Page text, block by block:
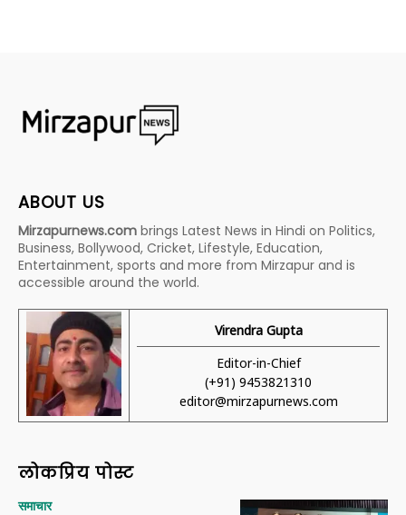
ABOUT US
Mirzapurnews.com brings Latest News in Hindi on Politics,
Business, Bollywood, Cricket, Lifestyle, Education,
Entertainment, sports and more from Mirzapur and is
accessible around the world.
Virendra Gupta
Editor-in-Chief
(+91) 9453821310
editor@mirzapurnews.com
लोकप्रिय पोस्ट
समाचार